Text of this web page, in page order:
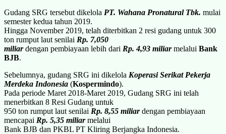
Gudang SRG tersebut dikelola PT. Wahana Pronatural Tbk. mulai
semester kedua tahun 2019.
Hingga November 2019, telah diterbitkan 2 resi gudang untuk 300
ton rumput laut senilai Rp. 7,050
miliar dengan pembiayaan lebih dari Rp. 4,93 miliarmelalui Bank
BJB.
Sebelumnya, gudang SRG ini dikelola Koperasi Serikat Pekerja
Merdeka Indonesia (Kospermindo).
Pada periode Maret 2018-Maret 2019, Gudang SRG ini telah
menerbitkan 8 Resi Gudang untuk
950 ton rumput laut senilai Rp. 8,55 miliar dengan pembiayaan
mencapai Rp. 5,35 miliarmelalui
Bank BJB dan PKBL PT Kliring Berjangka Indonesia.